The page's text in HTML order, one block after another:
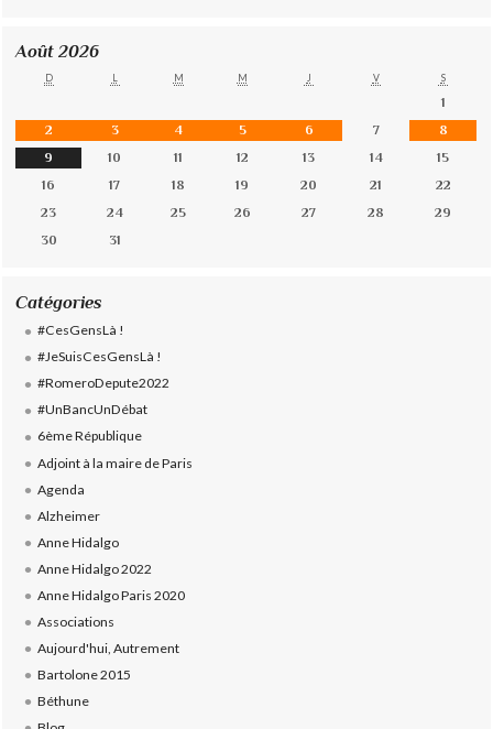
Août 2026
D L M M J V S
1
2
3 4 5 6 7
8
9
10 11 12 13 14
15
16
17 18 19 20 21
22
23
24 25 26 27 28
29
30
31
Catégories
#CesGensLà !
#JeSuisCesGensLà !
#RomeroDepute2022
#UnBancUnDébat
6ème République
Adjoint à la maire de Paris
Agenda
Alzheimer
Anne Hidalgo
Anne Hidalgo 2022
Anne Hidalgo Paris 2020
Associations
Aujourd'hui, Autrement
Bartolone 2015
Béthune